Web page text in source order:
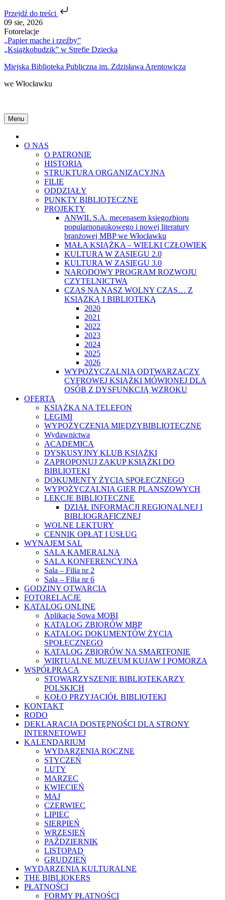
Przejdź do treści
Skip
to
content
09 sie, 2026
Fotorelacje
„Papier mache i rzeźby”
„Książkobudzik” w Strefie Dziecka
Miejska Biblioteka Publiczna im. Zdzisława Arentowicza
we Włocławku
Menu
O NAS
O PATRONIE
HISTORIA
STRUKTURA ORGANIZACYJNA
FILIE
ODDZIAŁY
PUNKTY BIBLIOTECZNE
PROJEKTY
ANWIL S.A. mecenasem księgozbioru
popularnonaukowego i nowej literatury
branżowej MBP we Włocławku
MAŁA KSIĄŻKA – WIELKI CZŁOWIEK
KULTURA W ZASIĘGU 2.0
KULTURA W ZASIĘGU 3.0
NARODOWY PROGRAM ROZWOJU
CZYTELNICTWA
CZAS NA NASZ WOLNY CZAS… Z
KSIĄŻKĄ I BIBLIOTEKĄ
2020
2021
2022
2023
2024
2025
2026
WYPOŻYCZALNIA ODTWARZACZY
CYFROWEJ KSIĄŻKI MÓWIONEJ DLA
OSÓB Z DYSFUNKCJĄ WZROKU
OFERTA
KSIĄŻKA NA TELEFON
LEGIMI
WYPOŻYCZENIA MIĘDZYBIBLIOTECZNE
Wydawnictwa
ACADEMICA
DYSKUSYJNY KLUB KSIĄŻKI
ZAPROPONUJ ZAKUP KSIĄŻKI DO
BIBLIOTEKI
DOKUMENTY ŻYCIA SPOŁECZNEGO
WYPOŻYCZALNIA GIER PLANSZOWYCH
LEKCJE BIBLIOTECZNE
DZIAŁ INFORMACJI REGIONALNEJ I
BIBLIOGRAFICZNEJ
WOLNE LEKTURY
CENNIK OPŁAT I USŁUG
WYNAJEM SAL
SALA KAMERALNA
SALA KONFERENCYJNA
Sala – Filia nr 2
Sala – Filia nr 6
GODZINY OTWARCIA
FOTORELACJE
KATALOG ONLINE
Aplikacja Sowa MOBI
KATALOG ZBIORÓW MBP
KATALOG DOKUMENTÓW ŻYCIA
SPOŁECZNEGO
KATALOG ZBIORÓW NA SMARTFONIE
WIRTUALNE MUZEUM KUJAW I POMORZA
WSPÓŁPRACA
STOWARZYSZENIE BIBLIOTEKARZY
POLSKICH
KOŁO PRZYJACIÓŁ BIBLIOTEKI
KONTAKT
RODO
DEKLARACJA DOSTĘPNOŚCI DLA STRONY
INTERNETOWEJ
KALENDARIUM
WYDARZENIA ROCZNE
STYCZEŃ
LUTY
MARZEC
KWIECIEŃ
MAJ
CZERWIEC
LIPIEC
SIERPIEŃ
WRZESIEŃ
PAŹDZIERNIK
LISTOPAD
GRUDZIEŃ
WYDARZENIA KULTURALNE
THE BIBLIOKERS
PŁATNOŚCI
FORMY PŁATNOŚCI